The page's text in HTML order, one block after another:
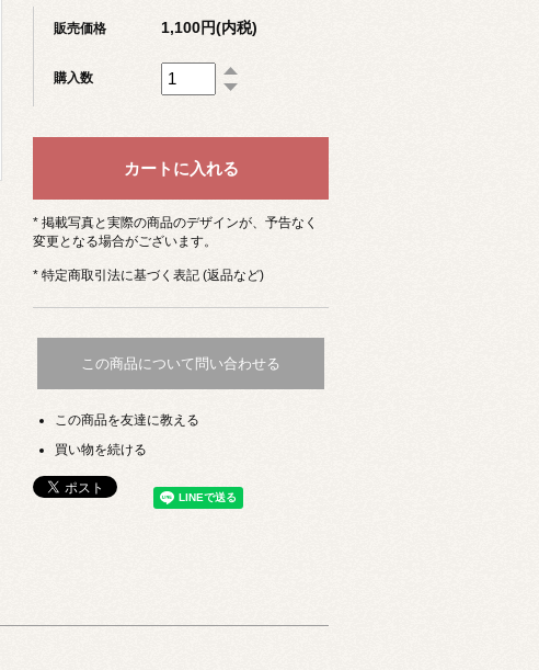
販売価格 1,100円(内税)
購入数
* 掲載写真と実際の商品のデザインが、予告なく
変更となる場合がございます。
* 特定商取引法に基づく表記 (返品など)
この商品について問い合わせる
この商品を友達に教える
買い物を続ける